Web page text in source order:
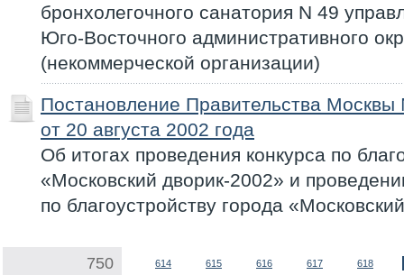
бронхолегочного санатория N 49
Юго-Восточного административного
(некоммерческой организации)
Постановление Правительства
от 20 августа 2002 года
Об итогах проведения конкурса по
«Московский дворик-2002» и
по благоустройству города
750 614 615 616 617 618